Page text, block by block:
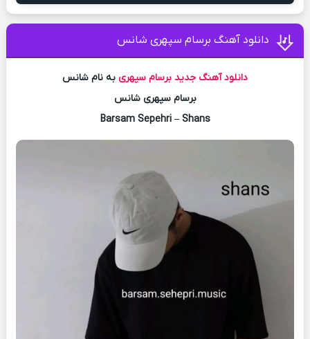
دانلود آهنگ برسام سپهری شانس
دانلود آهنگ جدید برسام سپهری به نام شانس
برسام سپهری شانس
Barsam Sepehri – Shans